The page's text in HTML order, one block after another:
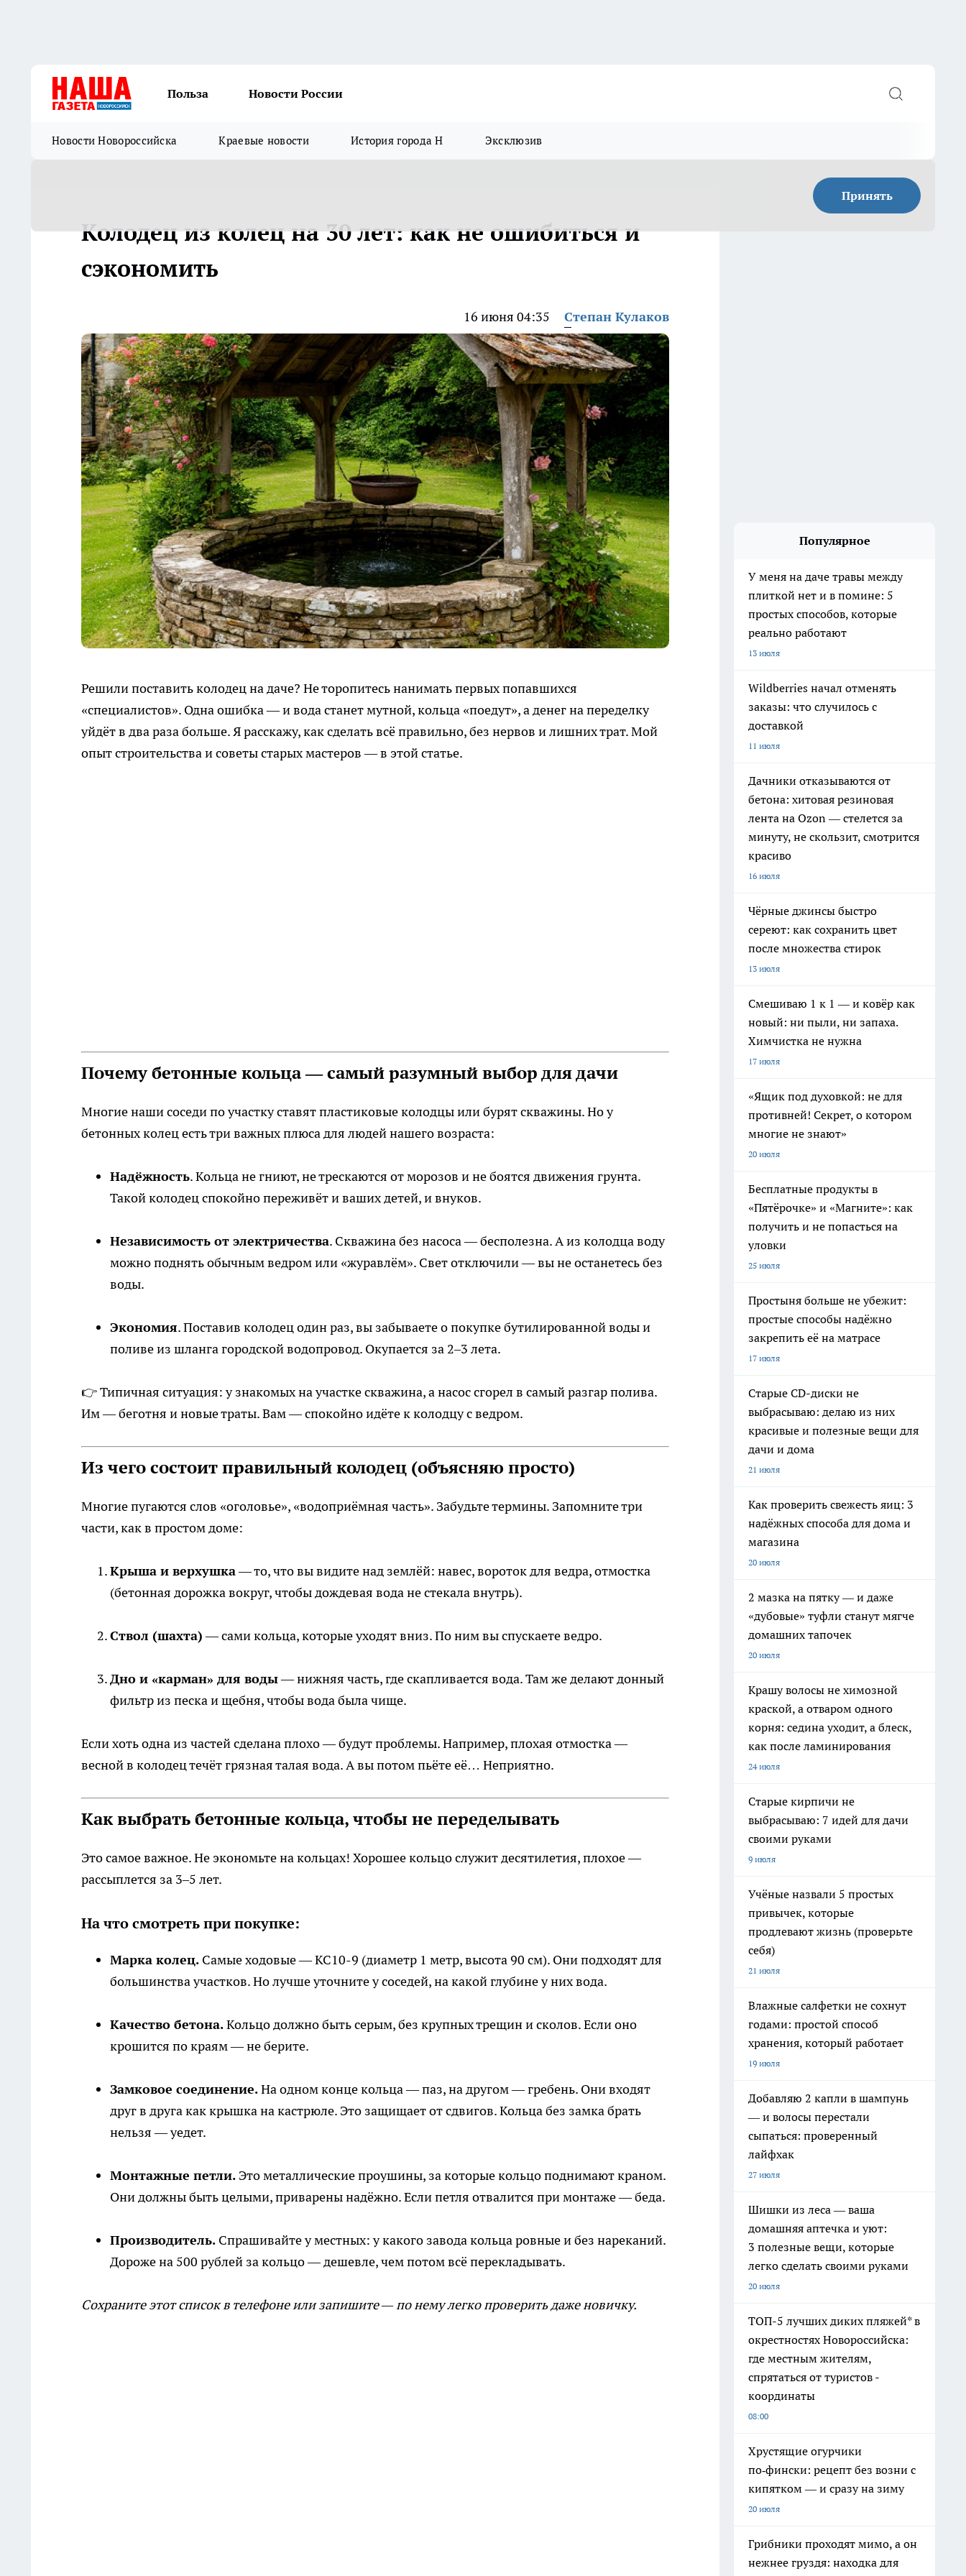
Польза Новости России
Новости Новороссийска Краевые новости История города Н Эксклюзив
Принять
Колодец из колец на 30 лет: как не ошибиться и
сэкономить
16 июня 04:35 Степан Кулаков
Решили поставить колодец на даче? Не торопитесь нанимать первых попавшихся
«специалистов». Одна ошибка — и вода станет мутной, кольца «поедут», а денег на переделку
уйдёт в два раза больше. Я расскажу, как сделать всё правильно, без нервов и лишних трат. Мой
опыт строительства и советы старых мастеров — в этой статье.
Почему бетонные кольца — самый разумный выбор для дачи
Многие наши соседи по участку ставят пластиковые колодцы или бурят скважины. Но у
бетонных колец есть три важных плюса для людей нашего возраста:
Надёжность. Кольца не гниют, не трескаются от морозов и не боятся движения грунта.
Такой колодец спокойно переживёт и ваших детей, и внуков.
Независимость от электричества. Скважина без насоса — бесполезна. А из колодца воду
можно поднять обычным ведром или «журавлём». Свет отключили — вы не останетесь без
воды.
Экономия. Поставив колодец один раз, вы забываете о покупке бутилированной воды и
поливе из шланга городской водопровод. Окупается за 2–3 лета.
👉 Типичная ситуация: у знакомых на участке скважина, а насос сгорел в самый разгар полива.
Им — беготня и новые траты. Вам — спокойно идёте к колодцу с ведром.
Из чего состоит правильный колодец (объясняю просто)
Многие пугаются слов «оголовье», «водоприёмная часть». Забудьте термины. Запомните три
части, как в простом доме:
Крыша и верхушка— то, что вы видите над землёй: навес, вороток для ведра, отмостка
(бетонная дорожка вокруг, чтобы дождевая вода не стекала внутрь).
Ствол (шахта)— сами кольца, которые уходят вниз. По ним вы спускаете ведро.
Дно и «карман» для воды— нижняя часть, где скапливается вода. Там же делают донный
фильтр из песка и щебня, чтобы вода была чище.
Если хоть одна из частей сделана плохо — будут проблемы. Например, плохая отмостка —
весной в колодец течёт грязная талая вода. А вы потом пьёте её… Неприятно.
Как выбрать бетонные кольца, чтобы не переделывать
Это самое важное. Не экономьте на кольцах! Хорошее кольцо служит десятилетия, плохое —
рассыплется за 3–5 лет.
На что смотреть при покупке:
Марка колец. Самые ходовые — КС10-9 (диаметр 1 метр, высота 90 см). Они подходят для
большинства участков. Но лучше уточните у соседей, на какой глубине у них вода.
Качество бетона.Кольцо должно быть серым, без крупных трещин и сколов. Если оно
крошится по краям — не берите.
Замковое соединение.На одном конце кольца — паз, на другом — гребень. Они входят
друг в друга как крышка на кастрюле. Это защищает от сдвигов. Кольца без замка брать
нельзя — уедет.
Монтажные петли. Это металлические проушины, за которые кольцо поднимают краном.
Они должны быть целыми, приварены надёжно. Если петля отвалится при монтаже — беда.
Производитель. Спрашивайте у местных: у какого завода кольца ровные и без нареканий.
Дороже на 500 рублей за кольцо — дешевле, чем потом всё перекладывать.
Сохраните этот список в телефоне или запишите — по нему легко проверить даже новичку.
Популярное
У меня на даче травы между
плиткой нет и в помине: 5
простых способов, которые
реально работают
13 июля
Wildberries начал отменять
заказы: что случилось с
доставкой
11 июля
Дачники отказываются от
бетона: хитовая резиновая
лента на Ozon — стелется за
минуту, не скользит, смотрится
красиво
16 июля
Чёрные джинсы быстро
сереют: как сохранить цвет
после множества стирок
13 июля
Смешиваю 1 к 1 — и ковёр как
новый: ни пыли, ни запаха.
Химчистка не нужна
17 июля
«Ящик под духовкой: не для
противней! Секрет, о котором
многие не знают»
20 июля
Бесплатные продукты в
«Пятёрочке» и «Магните»: как
получить и не попасться на
уловки
25 июля
Простыня больше не убежит:
простые способы надёжно
закрепить её на матрасе
17 июля
Старые CD-диски не
выбрасываю: делаю из них
красивые и полезные вещи для
дачи и дома
21 июля
Как проверить свежесть яиц: 3
надёжных способа для дома и
магазина
20 июля
2 мазка на пятку — и даже
«дубовые» туфли станут мягче
домашних тапочек
20 июля
Крашу волосы не химозной
краской, а отваром одного
корня: седина уходит, а блеск,
как после ламинирования
24 июля
Старые кирпичи не
выбрасываю: 7 идей для дачи
своими руками
9 июля
Учёные назвали 5 простых
привычек, которые
продлевают жизнь (проверьте
себя)
21 июля
Влажные салфетки не сохнут
годами: простой способ
хранения, который работает
19 июля
Добавляю 2 капли в шампунь
— и волосы перестали
сыпаться: проверенный
лайфхак
27 июля
Шишки из леса — ваша
домашняя аптечка и уют:
3 полезные вещи, которые
легко сделать своими руками
20 июля
ТОП-5 лучших диких пляжей* в
окрестностях Новороссийска:
где местным жителям,
спрятаться от туристов -
координаты
08:00
Хрустящие огурчики
по‑фински: рецепт без возни с
кипятком — и сразу на зиму
20 июля
Грибники проходят мимо, а он
нежнее груздя: находка для